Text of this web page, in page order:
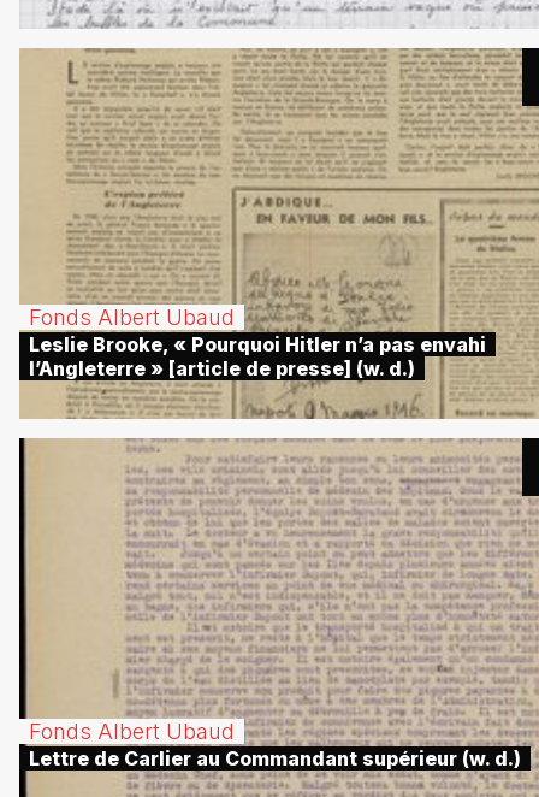
Fonds Albert Ubaud
Leslie Brooke, « Pourquoi Hitler n’a pas envahi
l’Angleterre » [article de presse] (w. d.)
Fonds Albert Ubaud
Lettre de Carlier au Commandant supérieur (w. d.)